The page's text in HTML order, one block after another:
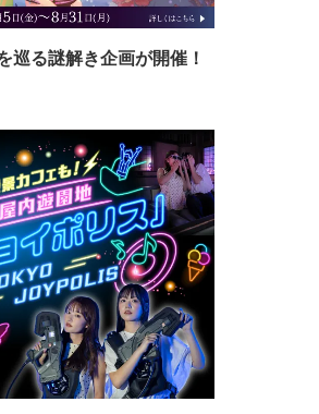
巡る謎解き企画が開催！